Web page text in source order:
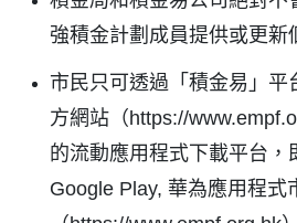
強積金計劃成員提供或更新
市民只可透過「積金易」平
方網站（ https://
的流動應用程式下載平台，
Google Play, 華為應用程式